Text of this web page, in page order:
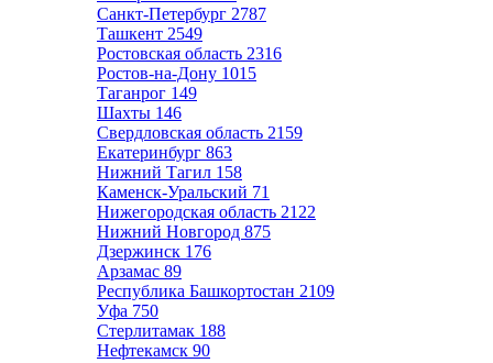
Санкт-Петербург 2787
Ташкент 2549
Ростовская область 2316
Ростов-на-Дону 1015
Таганрог 149
Шахты 146
Свердловская область 2159
Екатеринбург 863
Нижний Тагил 158
Каменск-Уральский 71
Нижегородская область 2122
Нижний Новгород 875
Дзержинск 176
Арзамас 89
Республика Башкортостан 2109
Уфа 750
Стерлитамак 188
Нефтекамск 90